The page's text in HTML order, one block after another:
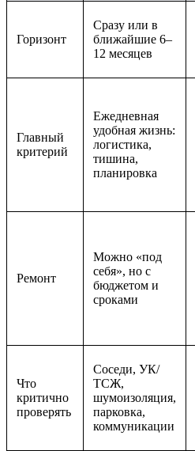
Горизонт
Сразу или в
ближайшие 6–
12 месяцев
Главный
критерий
Ежедневная
удобная жизнь:
логистика,
тишина,
планировка
Ремонт
Можно «под
себя», но с
бюджетом и
сроками
Что
критично
проверять
Соседи, УК/
ТСЖ,
шумоизоляция,
парковка,
коммуникации